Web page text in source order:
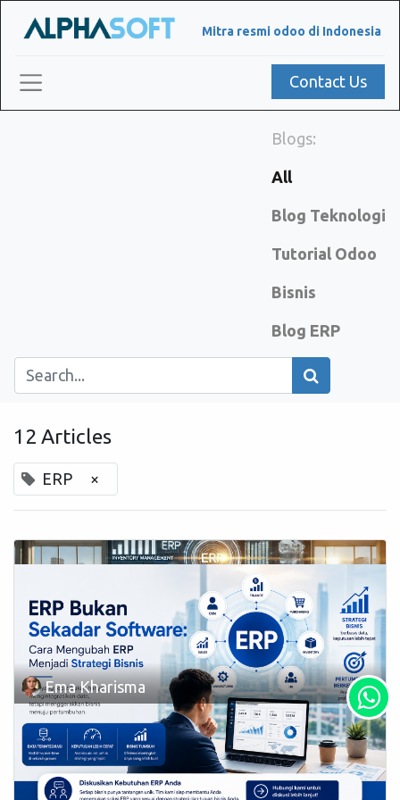
Mitra resmi odoo di Indonesia
Contact Us
Blogs:
All
Blog Teknologi
Tutorial Odoo
Bisnis
Blog ERP
12 Articles
ERP ×
Ema Kharisma
Efisiensi Operasional di Era Digital
Dengan Peran ERP Untuk
Meningkatkan Kinerja Bisnis
Di era digital yang suda semakin berkembang pesat, teknologi